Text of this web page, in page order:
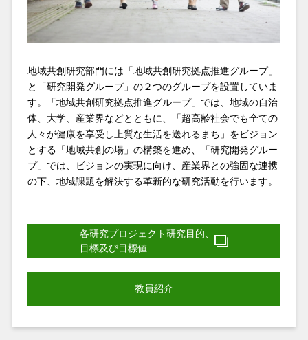
地域共創研究部門には「地域共創研究拠点推進グループ」
と「研究開発グループ」の２つのグループを設置していま
す。「地域共創研究拠点推進グループ」では、地域の自治
体、大学、産業界などとともに、「超高齢社会でも全ての
人々が健康を享受し上質な生活を送れるまち」をビジョン
とする「地域共創の場」の構築を進め、「研究開発グルー
プ」では、ビジョンの実現に向け、産業界との強固な連携
の下、地域課題を解決する革新的な研究活動を行います。
各研究プロジェクト研究目的、
目標及び目標値
教員紹介